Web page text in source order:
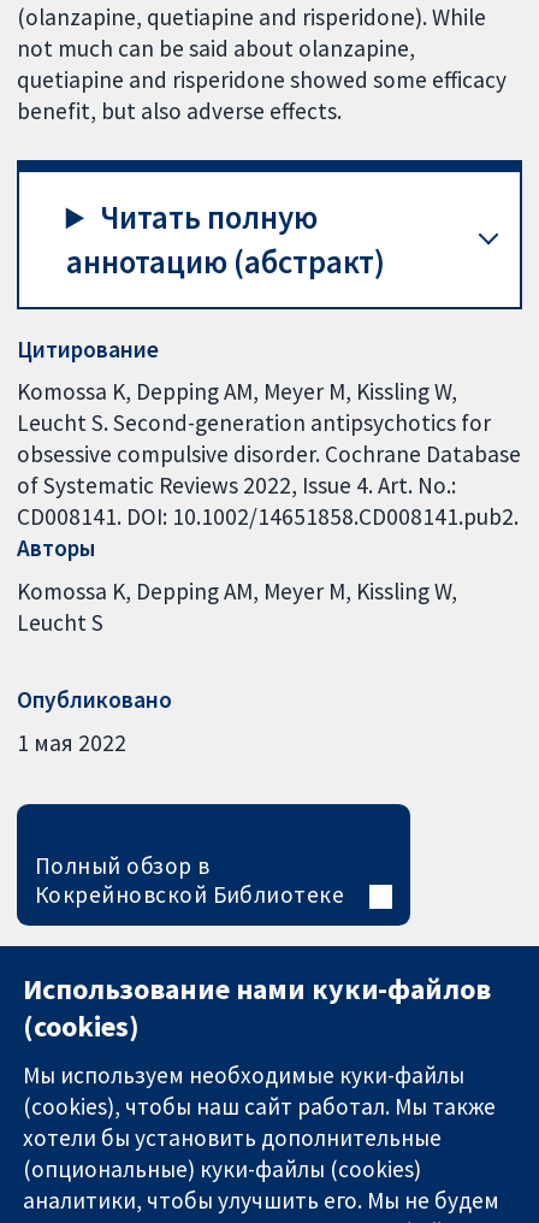
(olanzapine, quetiapine and risperidone). While
not much can be said about olanzapine,
quetiapine and risperidone showed some efficacy
benefit, but also adverse effects.
Читать полную
аннотацию (абстракт)
Цитирование
Komossa K, Depping AM, Meyer M, Kissling W,
Leucht S. Second-generation antipsychotics for
obsessive compulsive disorder. Cochrane Database
of Systematic Reviews 2022, Issue 4. Art. No.:
CD008141. DOI: 10.1002/14651858.CD008141.pub2.
Авторы
Komossa K Depping AM Meyer M Kissling W
Leucht S
Опубликовано
1 мая 2022
Полный обзор в
Кокрейновской Библиотеке
11-13 Cavendish Связаться с
Использование нами куки-файлов
(cookies)
Мы используем необходимые куки-файлы
(cookies), чтобы наш сайт работал. Мы также
хотели бы установить дополнительные
(опциональные) куки-файлы (cookies)
аналитики, чтобы улучшить его. Мы не будем